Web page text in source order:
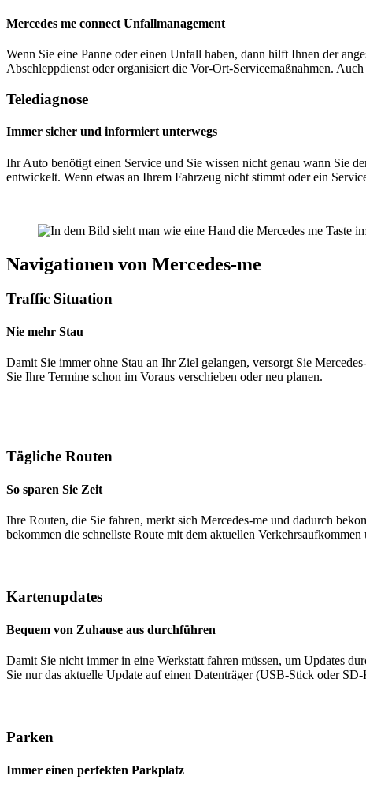
Mercedes me connect Unfallmanagement
Wenn Sie eine Panne oder einen Unfall haben, dann hilft Ihnen der
Abschleppdienst oder organisiert die Vor-Ort-Servicemaßnahmen.
Telediagnose
Immer sicher und informiert unterwegs
Ihr Auto benötigt einen Service und Sie wissen nicht genau wann Sie
entwickelt. Wenn etwas an Ihrem Fahrzeug nicht stimmt oder ein
Navigationen von Mercedes-me
Traffic Situation
Nie mehr Stau
Damit Sie immer ohne Stau an Ihr Ziel gelangen, versorgt Sie
Sie Ihre Termine schon im Voraus verschieben oder neu planen.
Tägliche Routen
So sparen Sie Zeit
Ihre Routen, die Sie fahren, merkt sich Mercedes-me und dadurch
bekommen die schnellste Route mit dem aktuellen
Kartenupdates
Bequem von Zuhause aus durchführen
Damit Sie nicht immer in eine Werkstatt fahren müssen, um Updates
Sie nur das aktuelle Update auf einen Datenträger (USB-Stick oder
Parken
Immer einen perfekten Parkplatz